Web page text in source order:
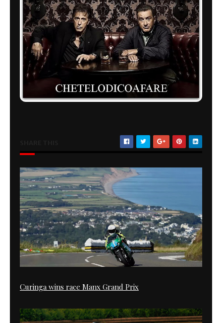
Curinga wins race Manx Grand Prix